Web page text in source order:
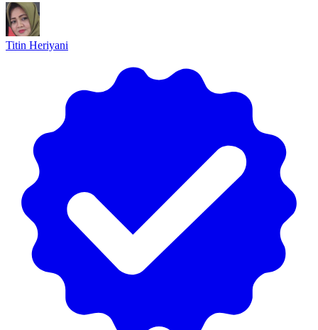
Titin Heriyani